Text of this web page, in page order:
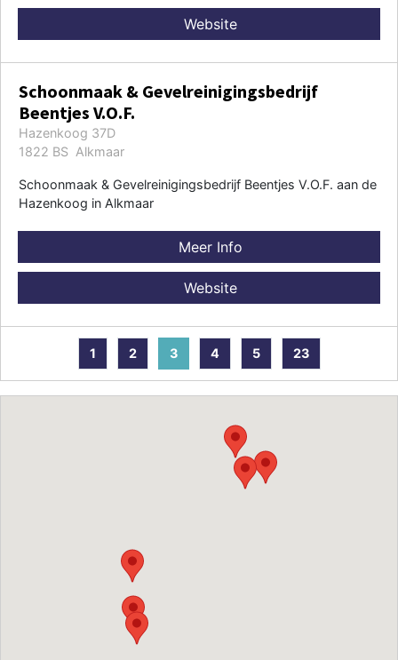
Website
Schoonmaak & Gevelreinigingsbedrijf
Beentjes V.O.F.
Hazenkoog 37D
1822 BS Alkmaar
Schoonmaak & Gevelreinigingsbedrijf Beentjes V.O.F. aan de
Hazenkoog in Alkmaar
Meer Info
Website
1 2 3 4 5 23